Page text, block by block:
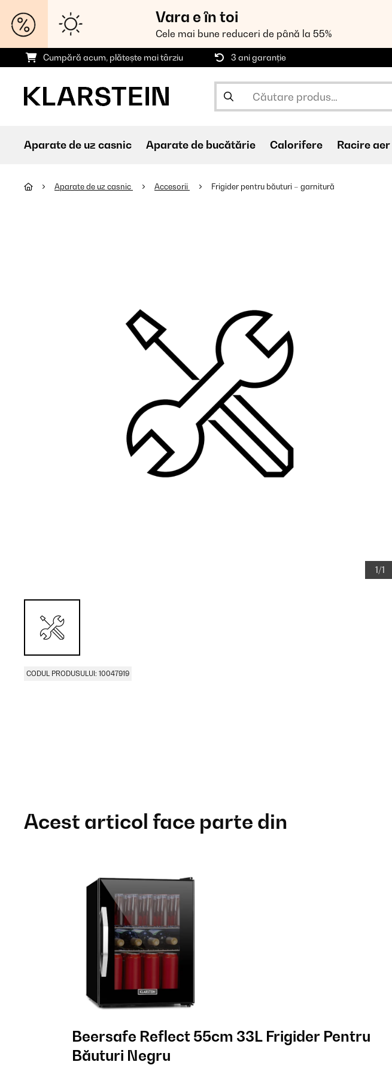
Vara e în toi
Cele mai bune reduceri de până la 55%
Cumpără acum, plătește mai târziu 3 ani garanție
Aparate de uz casnic Aparate de bucătărie Calorifere Racire aer
Aparate de uz casnic Accesorii Frigider pentru băuturi – garnitură
1/1
CODUL PRODUSULUI: 10047919
Acest articol face parte din
Beersafe Reflect 55cm 33L Frigider Pentru
Băuturi Negru